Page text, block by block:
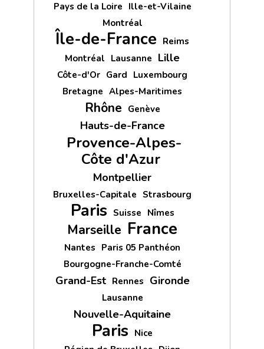
Pays de la Loire Ille-et-Vilaine
Montréal
Île-de-France Reims
Montréal Lausanne Lille
Côte-d'Or Gard Luxembourg
Bretagne Alpes-Maritimes
Rhône Genève
Hauts-de-France
Provence-Alpes-
Côte d'Azur
Montpellier
Bruxelles-Capitale Strasbourg
Paris Suisse Nîmes
Marseille France
Nantes Paris 05 Panthéon
Bourgogne-Franche-Comté
Grand-Est Rennes Gironde
Lausanne
Nouvelle-Aquitaine
Paris Nice